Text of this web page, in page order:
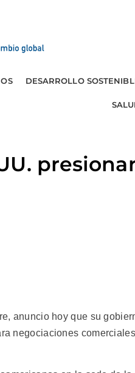
DESARROLLO
anuncio hoy que su
negociaciones